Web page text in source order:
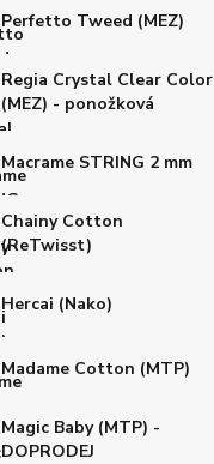
Perfetto Tweed (MEZ)
Regia Crystal Clear Color
(MEZ) - ponožková
Macrame STRING 2 mm
Chainy Cotton
(ReTwisst)
Hercai (Nako)
Madame Cotton (MTP)
Magic Baby (MTP) -
DOPRODEJ